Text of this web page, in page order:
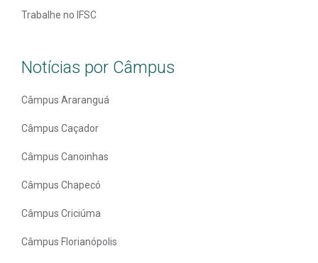
Trabalhe no IFSC
Notícias por Câmpus
Câmpus Araranguá
Câmpus Caçador
Câmpus Canoinhas
Câmpus Chapecó
Câmpus Criciúma
Câmpus Florianópolis